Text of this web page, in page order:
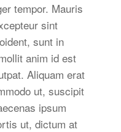
tempor. Mauris
sint
sunt in
anim id est
Aliquam erat
ut, suscipit
ipsum
ut, dictum at